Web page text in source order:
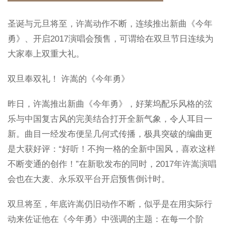
圣诞与元旦将至，许嵩动作不断，连续推出新曲《今年
勇》、开启2017演唱会预售，可谓给在双旦节日连续为
大家奉上双重大礼。
双旦奉双礼！ 许嵩的《今年勇》
昨日，许嵩推出新曲《今年勇》，好莱坞配乐风格的弦
乐与中国复古风的完美结合打开全新气象，令人耳目一
新。曲目一经发布便呈几何式传播，极具突破的编曲更
是大获好评：“好听！不拘一格的全新中国风，喜欢这样
不断变通的创作！”在新歌发布的同时，2017年许嵩演唱
会也在大麦、永乐双平台开启预售倒计时。
双旦将至，年底许嵩仍旧动作不断，似乎是在用实际行
动来佐证他在《今年勇》中强调的主题：在每一个阶